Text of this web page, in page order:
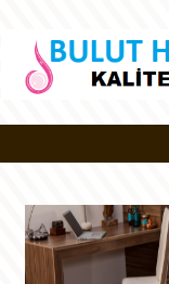
Koltuk Yıkama